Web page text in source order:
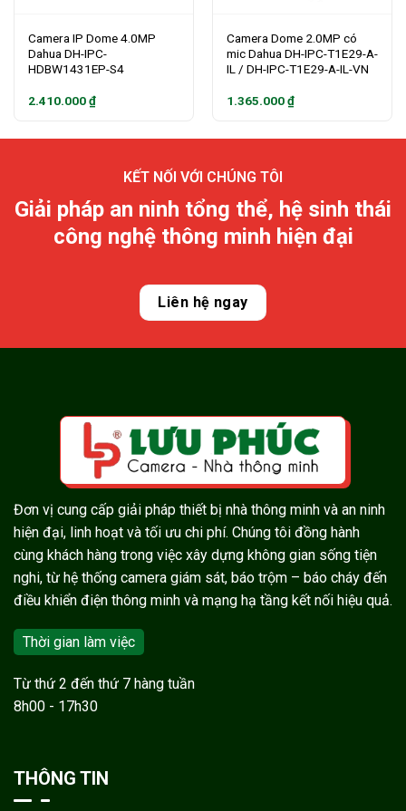
Camera IP Dome 4.0MP
Dahua DH-IPC-
HDBW1431EP-S4
2.410.000₫
Camera Dome 2.0MP có
mic Dahua DH-IPC-T1E29-A-
IL / DH-IPC-T1E29-A-IL-VN
1.365.000₫
KẾT NỐI VỚI CHÚNG TÔI
Giải pháp an ninh tổng thể, hệ sinh thái
công nghệ thông minh hiện đại
Liên hệ ngay
Đơn vị cung cấp giải pháp thiết bị nhà thông minh và an ninh
hiện đại, linh hoạt và tối ưu chi phí. Chúng tôi đồng hành
cùng khách hàng trong việc xây dựng không gian sống tiện
nghi, từ hệ thống camera giám sát, báo trộm – báo cháy đến
điều khiển điện thông minh và mạng hạ tầng kết nối hiệu quả.
Thời gian làm việc
Từ thứ 2 đến thứ 7 hàng tuần
8h00 - 17h30
THÔNG TIN